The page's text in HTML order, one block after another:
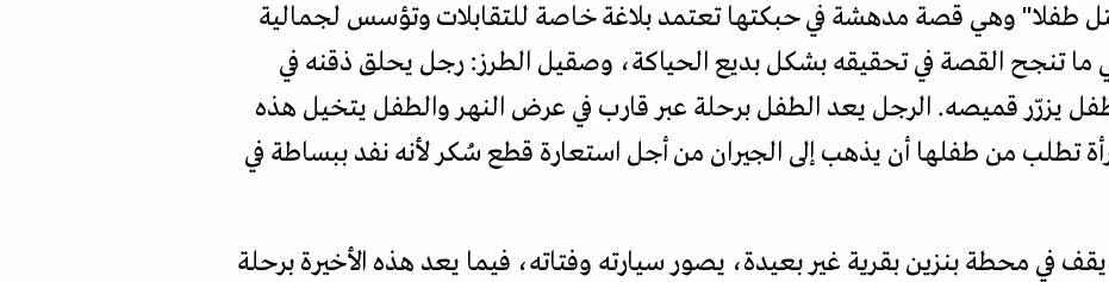
طفلا" وهي قصة مدهشة في حبكتها تعتمد بلاغة خاصة للتقابلات وتؤسس لجمالية
ما تنجح القصة في تحقيقه بشكل بديع الحياكة، وصقيل الطرز: رجل يحلق ذقنه في
يزرّر قميصه. الرجل يعد الطفل برحلة عبر قارب في عرض النهر والطفل يتخيل هذه
تطلب من طفلها أن يذهب إلى الجيران من أجل استعارة قطع سُكر لأنه نفد ببساطة في
في محطة بنزين بقرية غير بعيدة، يصور سيارته وفتاته، فيما يعد هذه الأخيرة برحلة